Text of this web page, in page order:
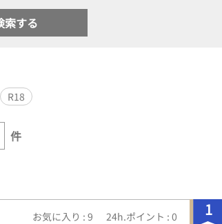
R18
件
1
お気に入り : 9 24h.ポイント : 0